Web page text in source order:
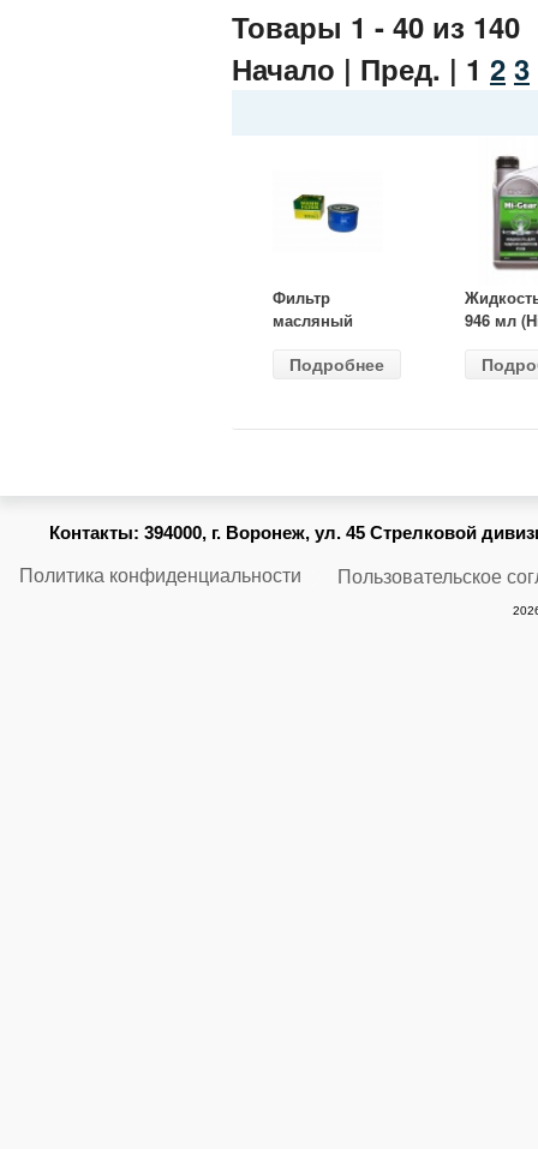
Товары 1 - 40 из 140
Начало | Пред. | 1 2 3
Фильтр
масляный
(MANN) W
Подробнее
946 мл
Контакты: 394000, г. Воронеж, ул. 45 Стрелковой
Политика конфиденциальности Пользовательское